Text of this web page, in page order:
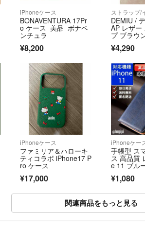
iPhoneケース
BONAVENTURA 17Pr
o ケース 美品 ボナベ
ンチュラ
¥8,200
DEMIU /
AP レザー
プ ブラウ
¥4,290
iPhoneケース
ファミリア＆ハローキ
ティコラボ iPhone17 P
ro ケース
¥17,000
iPhoneケー
手帳型 ス
ス 高品質
e 11 ブル
¥1,080
関連商品をもっと見る